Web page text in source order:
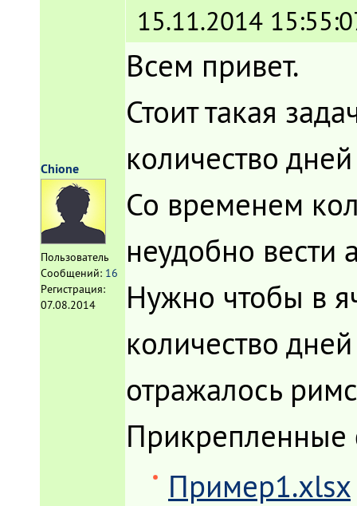
Chione
Пользователь
Сообщений: 16
Регистрация:
07.08.2014
15.11.2014
Всем привет.
Стоит такая
количество
Со временем
неудобно вести
Нужно чтобы в
количество
отражалось
Пример1.xlsx